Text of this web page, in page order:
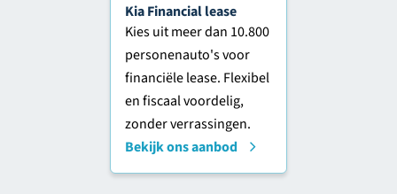
Kia Financial lease
Kies uit meer dan 10.800
personenauto's voor
financiële lease. Flexibel
en fiscaal voordelig,
zonder verrassingen.
Bekijk ons aanbod